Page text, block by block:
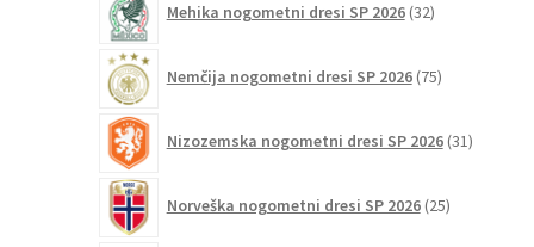
Mehika nogometni dresi SP 2026 32izdelkov
Nemčija nogometni dresi SP 2026 75izdelkov
Nizozemska nogometni dresi SP 2026 31izdelkov
Norveška nogometni dresi SP 2026 25izdelkov